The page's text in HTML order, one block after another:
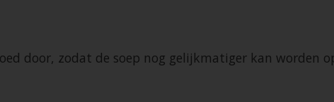
door, zodat de soep nog gelijkmatiger kan worden